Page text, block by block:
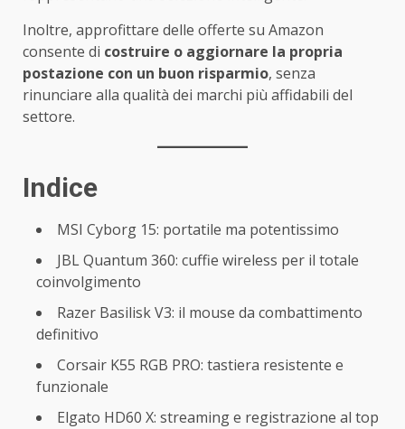
Inoltre, approfittare delle offerte su Amazon
consente di costruire o aggiornare la propria
postazione con un buon risparmio, senza
rinunciare alla qualità dei marchi più affidabili del
settore.
Indice
MSI Cyborg 15: portatile ma potentissimo
JBL Quantum 360: cuffie wireless per il totale
coinvolgimento
Razer Basilisk V3: il mouse da combattimento
definitivo
Corsair K55 RGB PRO: tastiera resistente e
funzionale
Elgato HD60 X: streaming e registrazione al top